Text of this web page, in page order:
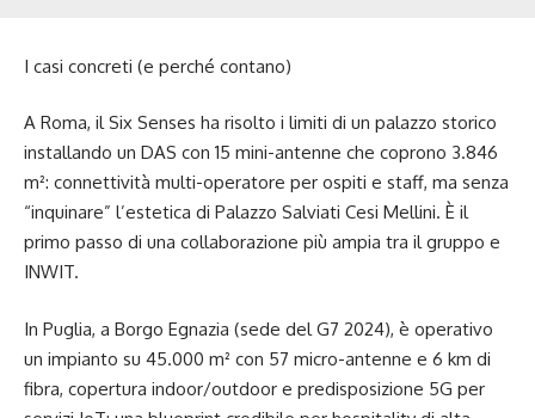
I casi concreti (e perché contano)
A Roma, il Six Senses ha risolto i limiti di un palazzo storico
installando un DAS con 15 mini-antenne che coprono 3.846
m²: connettività multi-operatore per ospiti e staff, ma senza
“inquinare” l’estetica di Palazzo Salviati Cesi Mellini. È il
primo passo di una collaborazione più ampia tra il gruppo e
INWIT.
In Puglia, a Borgo Egnazia (sede del G7 2024), è operativo
un impianto su 45.000 m² con 57 micro-antenne e 6 km di
fibra, copertura indoor/outdoor e predisposizione 5G per